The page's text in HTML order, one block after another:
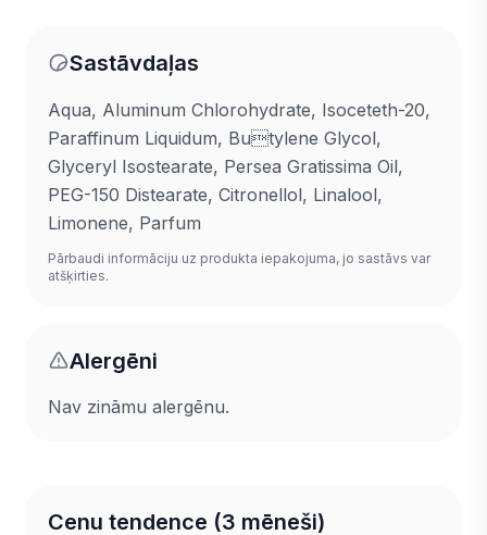
Sastāvdaļas
Aqua, Aluminum Chlorohydrate, Isoceteth-20,
Paraffinum Liquidum, Butylene Glycol,
Glyceryl Isostearate, Persea Gratissima Oil,
PEG-150 Distearate, Citronellol, Linalool,
Limonene, Parfum
Pārbaudi informāciju uz produkta iepakojuma, jo sastāvs var
atšķirties.
Alergēni
Nav zināmu alergēnu.
Cenu tendence (3 mēneši)